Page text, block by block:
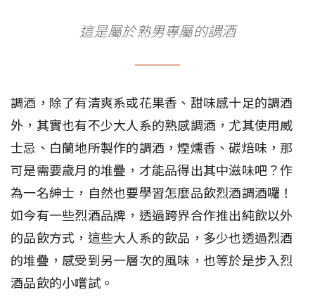
這是屬於熟男專屬的調酒
調酒，除了有清爽系或花果香、甜味感十足的調酒
外，其實也有不少大人系的熟感調酒，尤其使用威
士忌、白蘭地所製作的調酒，煙燻香、碳焙味，那
可是需要歲月的堆疊，才能品得出其中滋味吧？作
為一名紳士，自然也要學習怎麼品飲烈酒調酒囉！
如今有一些烈酒品牌，透過跨界合作推出純飲以外
的品飲方式，這些大人系的飲品，多少也透過烈酒
的堆疊，感受到另一層次的風味，也等於是步入烈
酒品飲的小嚐試。